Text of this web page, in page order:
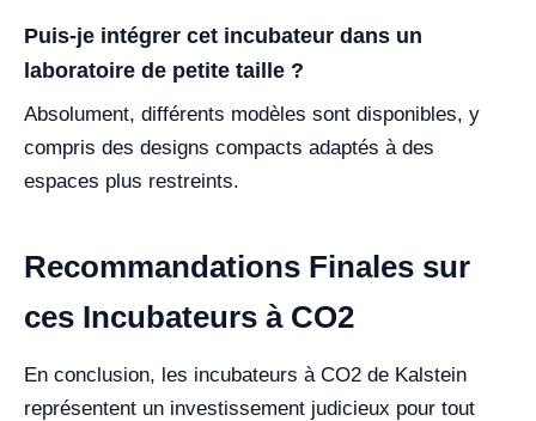
Puis-je intégrer cet incubateur dans un
laboratoire de petite taille ?
Absolument, différents modèles sont disponibles, y
compris des designs compacts adaptés à des
espaces plus restreints.
Recommandations Finales sur
ces Incubateurs à CO2
En conclusion, les incubateurs à CO2 de Kalstein
représentent un investissement judicieux pour tout